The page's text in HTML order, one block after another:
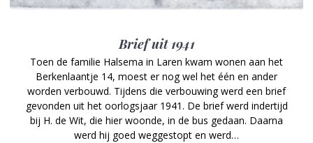
Brief uit 1941
Toen de familie Halsema in Laren kwam wonen aan het
Berkenlaantje 14, moest er nog wel het één en ander
worden verbouwd. Tijdens die verbouwing werd een brief
gevonden uit het oorlogsjaar 1941. De brief werd indertijd
bij H. de Wit, die hier woonde, in de bus gedaan. Daarna
werd hij goed weggestopt en werd…